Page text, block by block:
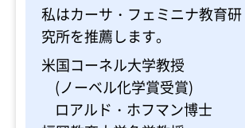
私はカーサ・フェミニナ教育研
究所を推薦します。
米国コーネル大学教授
(ノーベル化学賞受賞)
ロアルド・ホフマン博士